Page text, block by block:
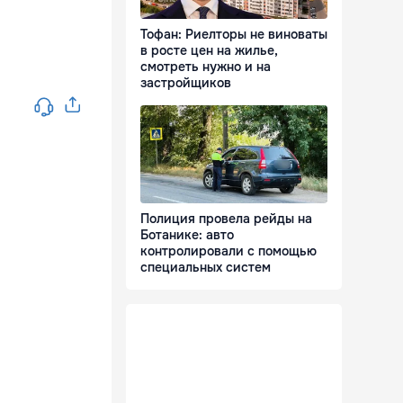
Тофан: Риелторы не виноваты
в росте цен на жилье,
смотреть нужно и на
застройщиков
Полиция провела рейды на
Ботанике: авто
контролировали с помощью
специальных систем